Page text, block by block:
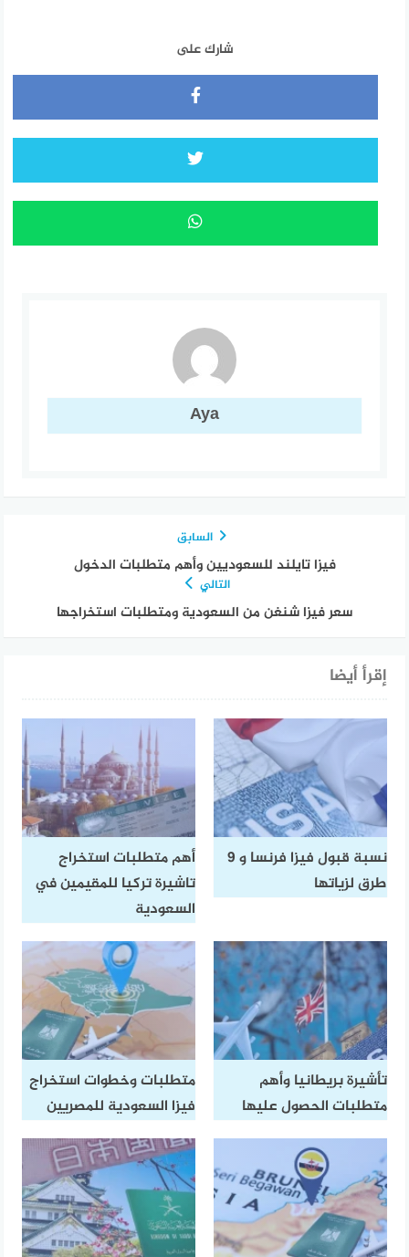
شارك على
Aya
السابق
فيزا تايلند للسعوديين وأهم متطلبات الدخول
التالي
سعر فيزا شنغن من السعودية ومتطلبات استخراجها
إقرأ أيضا
نسبة قبول فيزا فرنسا و 9
طرق لزياتها
أهم متطلبات استخراج
تاشيرة تركيا للمقيمين في
السعودية
تأشيرة بريطانيا وأهم
متطلبات الحصول عليها
متطلبات وخطوات استخراج
فيزا السعودية للمصريين